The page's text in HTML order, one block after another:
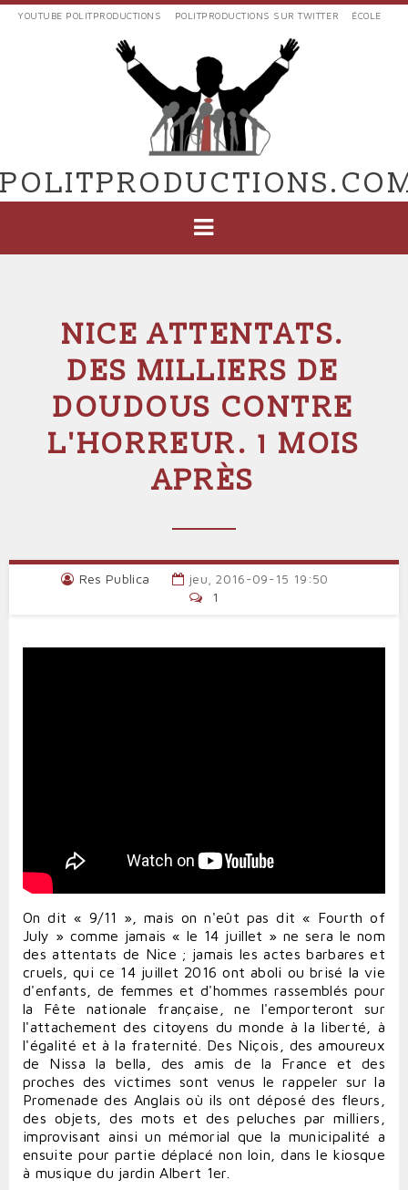
Aller
EXTERNES
POLIT'PRODUCTIONS
YOUTUBE POLITPRODUCTIONS POLITPRODUCTIONS SUR TWITTER ÉCOLE
NICE ATTENTATS.
DES MILLIERS DE
DOUDOUS CONTRE
L'HORREUR. 1 MOIS
APRÈS
Res Publica
jeu, 2016-09-15 19:50
1
On dit « 9/11 », mais on n'eût pas dit « Fourth of
July » comme jamais « le 14 juillet » ne sera le nom
des attentats de Nice ; jamais les actes barbares et
cruels, qui ce 14 juillet 2016 ont aboli ou brisé la vie
d'enfants, de femmes et d'hommes rassemblés pour
la Fête nationale française, ne l'emporteront sur
l'attachement des citoyens du monde à la liberté, à
l'égalité et à la fraternité. Des Niçois, des amoureux
de Nissa la bella, des amis de la France et des
proches des victimes sont venus le rappeler sur la
Promenade des Anglais où ils ont déposé des fleurs,
des objets, des mots et des peluches par milliers,
improvisant ainsi un mémorial que la municipalité a
ensuite pour partie déplacé non loin, dans le kiosque
à musique du jardin Albert 1er.